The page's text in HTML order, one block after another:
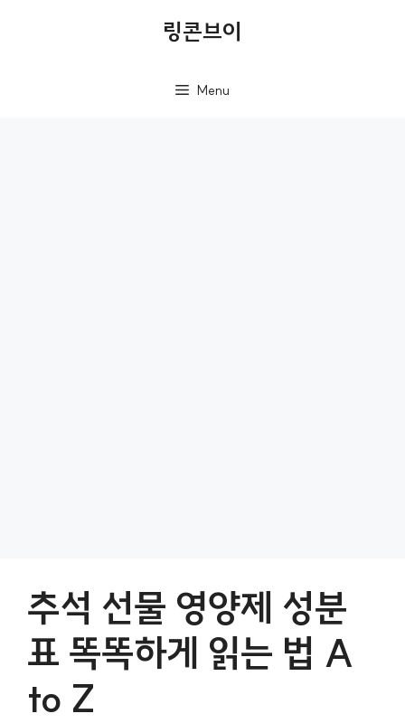
링콘브이
Menu
추석 선물 영양제 성분
표 똑똑하게 읽는 법 A
to Z